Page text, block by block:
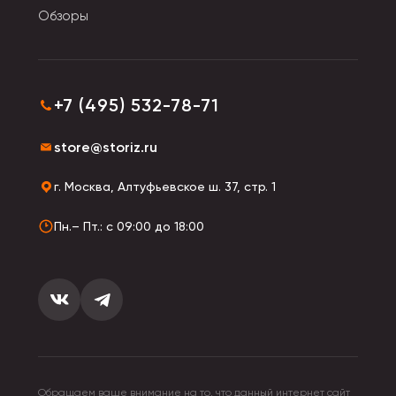
Все они различаются по форме, жесткости, способу
• Рамочный замок.
• Тонкий ремень или шнурок.
Обзоры
+7 (495) 532-78-71
store@storiz.ru
г. Москва, Алтуфьевское ш. 37, стр. 1
Пн.– Пт.: с 09:00 до 18:00
Обращаем ваше внимание на то, что данный интернет сайт